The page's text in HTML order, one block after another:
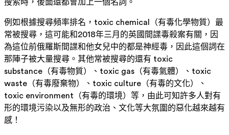
搜索時，後面還都會加上一個名詞。
例如根據搜尋頻率排名，toxic chemical（有毒化學物質）最
常被搜尋，這可能和2018年三月的英國間諜毒殺案有關，因
為這位前俄羅斯間諜和他女兒中的都是神經毒，因此這個詞在
那陣子被大量搜尋。其他常被搜尋的還有 toxic
substance（有毒物質）、toxic gas（有毒氣體）、toxic
waste（有毒廢棄物）、toxic culture（有毒的文化）、
toxic environment（有毒的環境）等，由此可知許多人對有
形的環境污染以及無形的政治、文化等大氛圍的惡化越來越有
感！